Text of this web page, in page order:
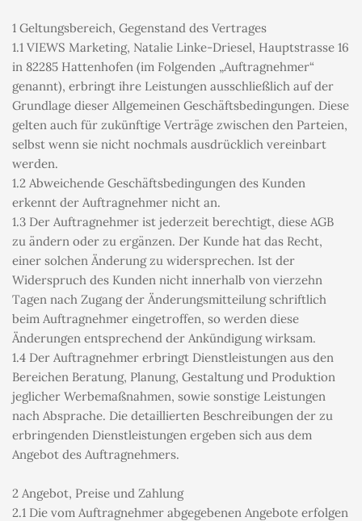
1 Geltungsbereich, Gegenstand des Vertrages
1.1 VIEWS Marketing, Natalie Linke-Driesel, Hauptstrasse 16
in 82285 Hattenhofen (im Folgenden „Auftragnehmer“
genannt), erbringt ihre Leistungen ausschließlich auf der
Grundlage dieser Allgemeinen Geschäftsbedingungen. Diese
gelten auch für zukünftige Verträge zwischen den Parteien,
selbst wenn sie nicht nochmals ausdrücklich vereinbart
werden.
1.2 Abweichende Geschäftsbedingungen des Kunden
erkennt der Auftragnehmer nicht an.
1.3 Der Auftragnehmer ist jederzeit berechtigt, diese AGB
zu ändern oder zu ergänzen. Der Kunde hat das Recht,
einer solchen Änderung zu widersprechen. Ist der
Widerspruch des Kunden nicht innerhalb von vierzehn
Tagen nach Zugang der Änderungsmitteilung schriftlich
beim Auftragnehmer eingetroffen, so werden diese
Änderungen entsprechend der Ankündigung wirksam.
1.4 Der Auftragnehmer erbringt Dienstleistungen aus den
Bereichen Beratung, Planung, Gestaltung und Produktion
jeglicher Werbemaßnahmen, sowie sonstige Leistungen
nach Absprache. Die detaillierten Beschreibungen der zu
erbringenden Dienstleistungen ergeben sich aus dem
Angebot des Auftragnehmers.
2 Angebot, Preise und Zahlung
2.1 Die vom Auftragnehmer abgegebenen Angebote erfolgen